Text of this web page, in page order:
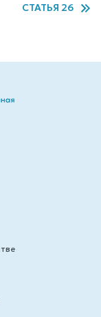
СТАТЬЯ 26